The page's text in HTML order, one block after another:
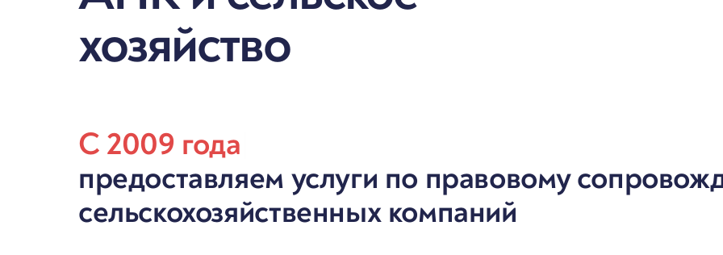
хозяйство
С 2009 года
предоставляем услуги по правовому
сельскохозяйственных компаний